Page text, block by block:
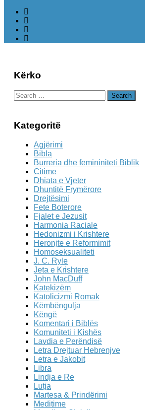
Kërko
Search
for:
Kategoritë
Agjërimi
Bibla
Burreria dhe femininiteti Biblik
Citime
Dhiata e Vjeter
Dhuntitë Frymërore
Drejtësimi
Fete Boterore
Fjalet e Jezusit
Harmonia Raciale
Hedonizmi i Krishtere
Heronjte e Reformimit
Homoseksualiteti
J. C. Ryle
Jeta e Krishtere
John MacDuff
Katekizëm
Katolicizmi Romak
Këmbëngulja
Këngë
Komentari i Biblës
Komuniteti i Kishës
Lavdia e Perëndisë
Letra Drejtuar Hebrenjve
Letra e Jakobit
Libra
Lindja e Re
Lutja
Martesa & Prindërimi
Meditime